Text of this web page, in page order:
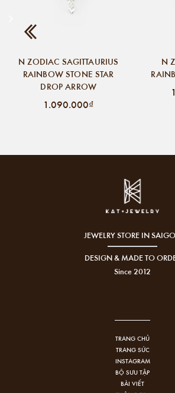
N ZODIAC SAGITTAURIUS
RAINBOW STONE STAR
DROP ARROW
1.090.000₫
N
JEWELRY STORE IN
DESIGN & MADE TO
Since 2012
TRANG CHỦ
TRANG SỨC
INSTAGRAM
BỘ SƯU TẬP
BÀI VIẾT